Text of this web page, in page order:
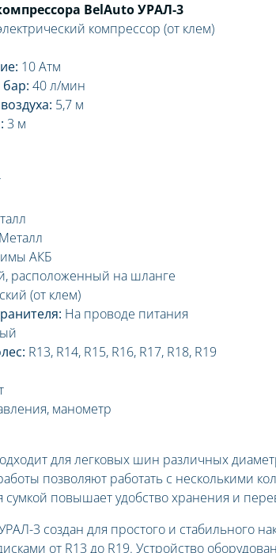
BelAuto УРАЛ-3
компрессор (от клем)
10 Атм
40 л/мин
5,7 м
3 м
Металл
АКБ
расположенный на шланге
(от клем)
На проводе питания
R13, R14, R15, R16, R17, R18, R19
манометр
для легковых шин различных
позволяют работать с несколькими
сумкой повышает удобство хранения и
3 создан для простого и стабильного
от R13 до R19. Устройство